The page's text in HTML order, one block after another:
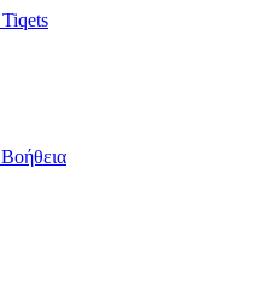
Βοήθεια